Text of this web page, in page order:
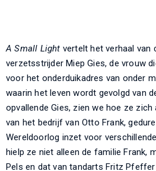
A Small Light vertelt het verhaal van
verzetsstrijder Miep Gies, de vrouw
voor het onderduikadres van onder
waarin het leven wordt gevolgd van
opvallende Gies, zien we hoe ze
van het bedrijf van Otto Frank,
Wereldoorlog inzet voor
hielp ze niet alleen de familie Frank,
Pels en dat van tandarts Fritz